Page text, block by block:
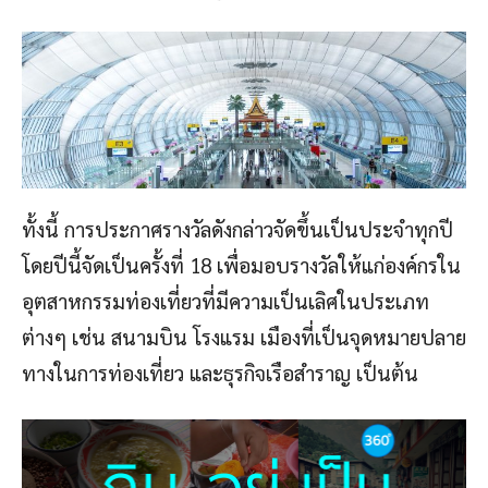
ทั้งนี้ การประกาศรางวัลดังกล่าวจัดขึ้นเป็นประจำทุกปี
โดยปีนี้จัดเป็นครั้งที่ 18 เพื่อมอบรางวัลให้แก่องค์กรใน
อุตสาหกรรมท่องเที่ยวที่มีความเป็นเลิศในประเภท
ต่างๆ เช่น สนามบิน โรงแรม เมืองที่เป็นจุดหมายปลาย
ทางในการท่องเที่ยว และธุรกิจเรือสำราญ เป็นต้น